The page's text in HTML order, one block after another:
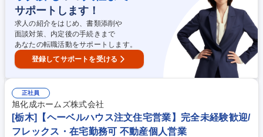
ある顧客に定期接点を取り、関係性を強めていくことでで更なる受注や案
件獲得を目指していきます。 募集職種 C053【宇都宮/東芝G】法人営業/
年間休日126日/在宅勤務有/福利厚生充実◎
サポートします！
求人の紹介をはじめ、書類添削や
面談対策、内定後の手続きまで
あなたの転職活動をサポートします。
登録してサポートを受ける
正社員
旭化成ホームズ株式会社
[栃木]【ヘーベルハウス注文住宅営業】完全未経験歓迎/
フレックス・在宅勤務可 不動産個人営業